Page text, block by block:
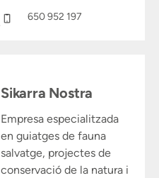
650 952 197
Sikarra Nostra
Empresa especialitzada
en guiatges de fauna
salvatge, projectes de
conservació de la natura i